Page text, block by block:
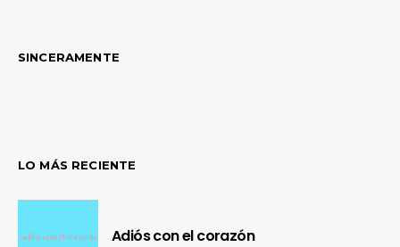
SINCERAMENTE
LO MÁS RECIENTE
Adiós con el corazón